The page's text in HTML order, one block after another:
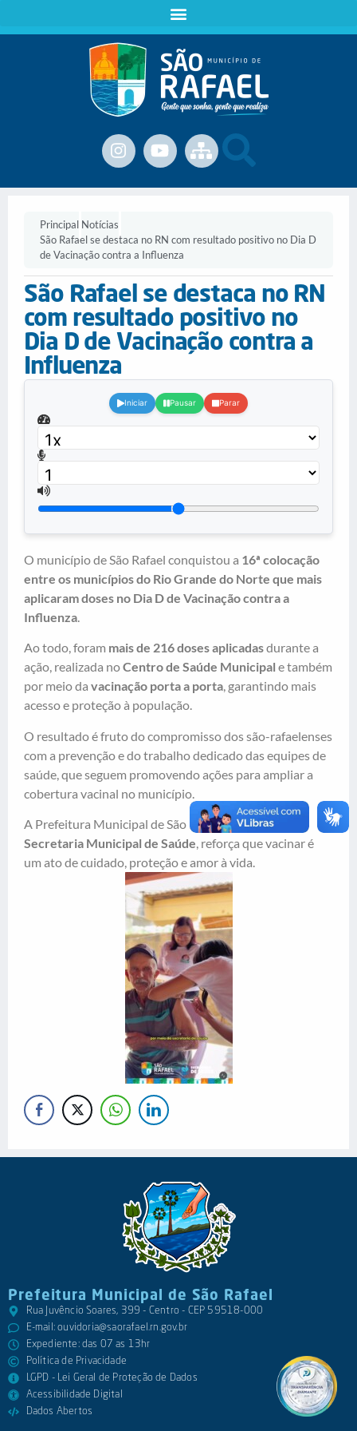
Principal Notícias
São Rafael se destaca no RN com resultado positivo no Dia D
de Vacinação contra a Influenza
São Rafael se destaca no RN
com resultado positivo no
Dia D de Vacinação contra a
Influenza
Iniciar Pausar Parar
O município de São Rafael conquistou a 16ª colocação
entre os municípios do Rio Grande do Norte que mais
aplicaram doses no Dia D de Vacinação contra a
Influenza
Ao todo, foram mais de 216 doses aplicadasdurante a
ação, realizada noCentro de Saúde Municipal e também
por meio da vacinação porta a porta, garantindo mais
acesso e proteção à população.
O resultado é fruto do compromisso dos são-rafaelenses
com a prevenção e do trabalho dedicado das equipes de
saúde, que seguem promovendo ações para ampliar a
cobertura vacinal no município.
A Prefeitura Municipal de São Rafael, por meio da
Secretaria Municipal de Saúde, reforça que vacinar é
um ato de cuidado, proteção e amor à vida.
Prefeitura Municipal de São Rafael
Rua Juvêncio Soares, 399 - Centro - CEP 59518-000
E-mail:ouvidoria@saorafael.rn.gov.br
Expediente: das 07 as 13hr
Política de Privacidade
LGPD - Lei Geral de Proteção de Dados
Acessibilidade Digital
Dados Abertos